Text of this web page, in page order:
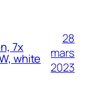
7x
white
28
mars
2023